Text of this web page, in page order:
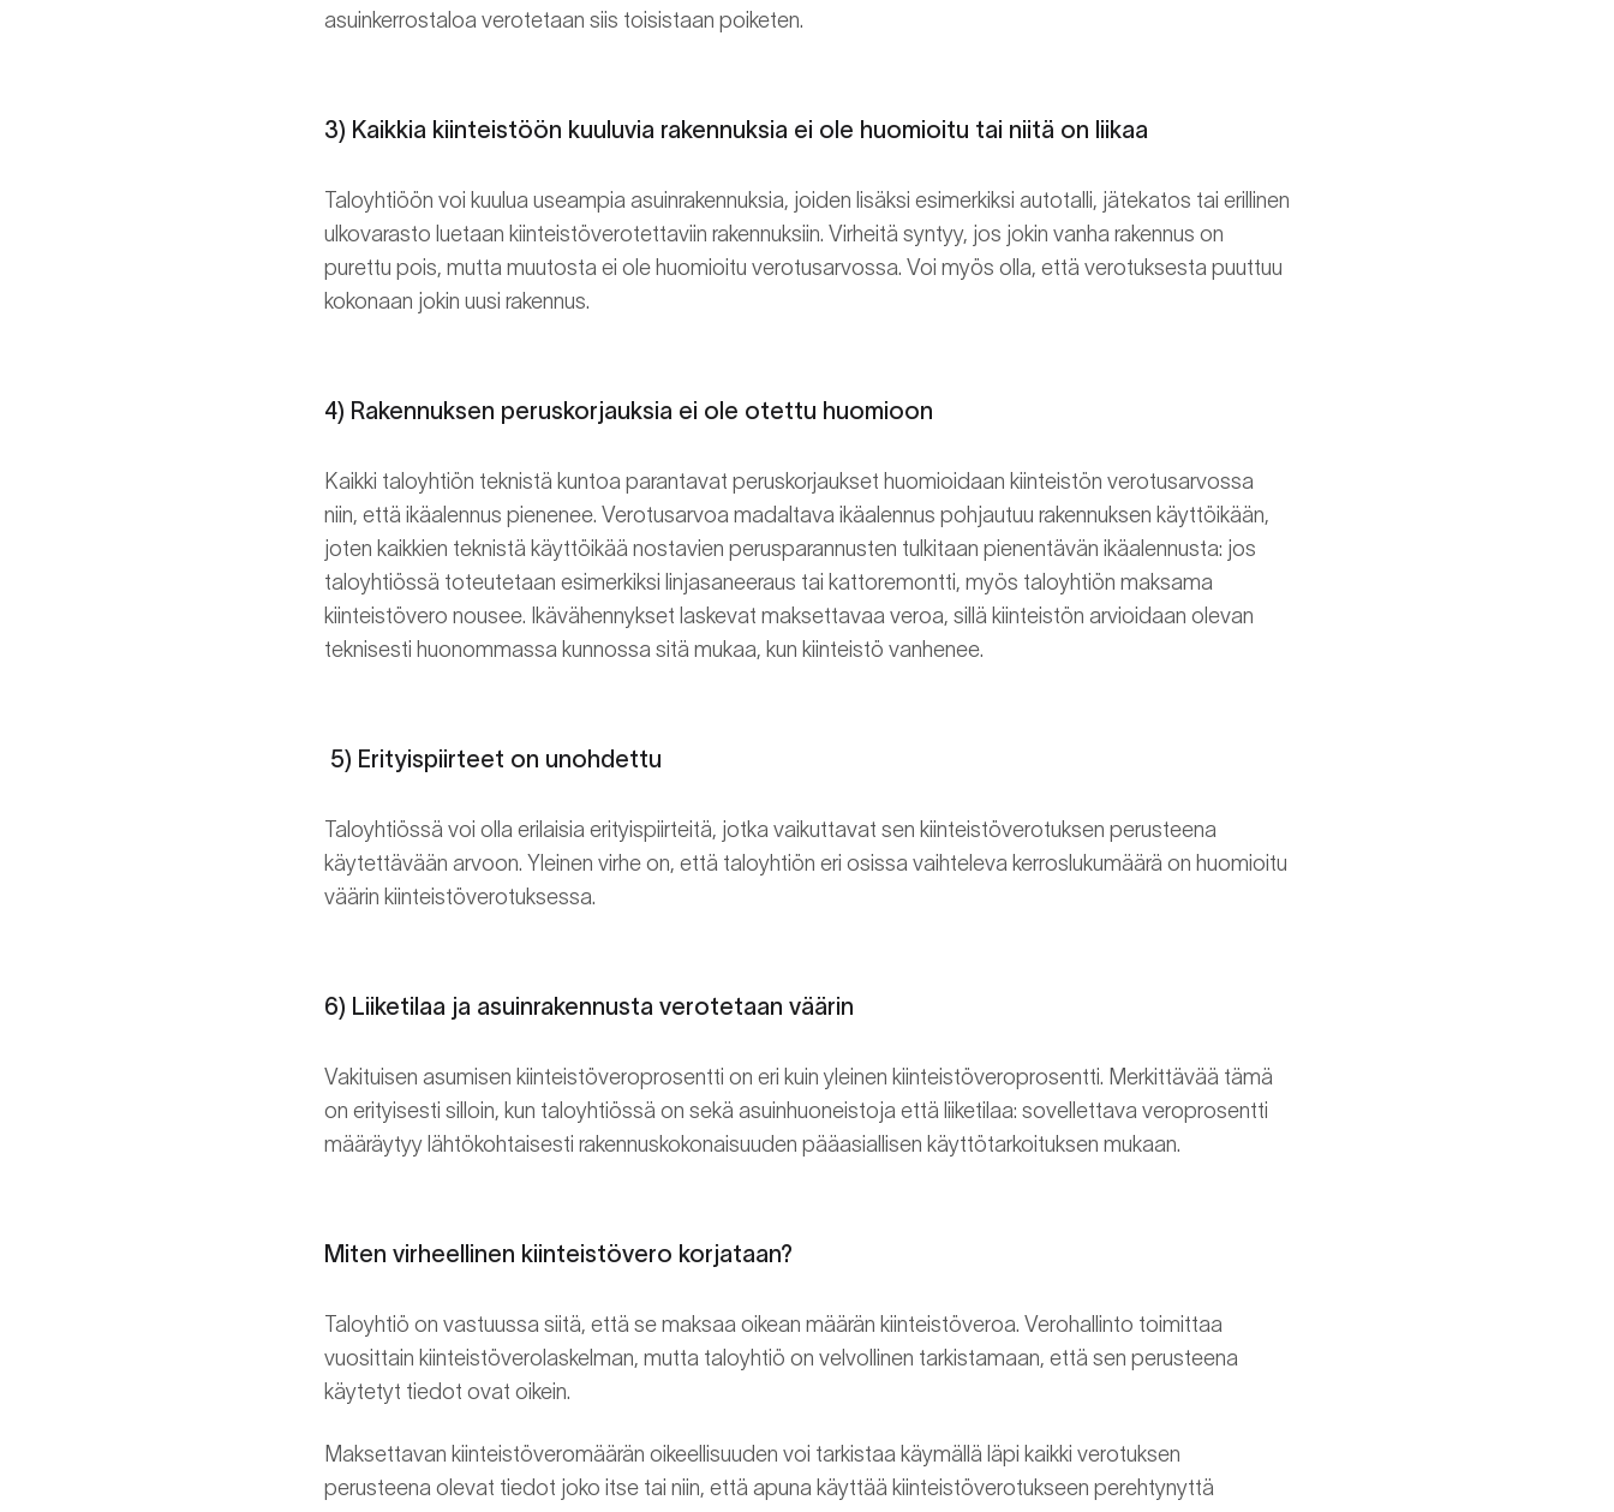
asuinkerrostaloa verotetaan siis toisistaan poiketen.
3) Kaikkia kiinteistöön kuuluvia rakennuksia ei ole huomioitu tai niitä on liikaa
Taloyhtiöön voi kuulua useampia asuinrakennuksia, joiden lisäksi esimerkiksi autotalli, jätekatos tai erillinen
ulkovarasto luetaan kiinteistöverotettaviin rakennuksiin. Virheitä syntyy, jos jokin vanha rakennus on
purettu pois, mutta muutosta ei ole huomioitu verotusarvossa. Voi myös olla, että verotuksesta puuttuu
kokonaan jokin uusi rakennus.
4) Rakennuksen peruskorjauksia ei ole otettu huomioon
Kaikki taloyhtiön teknistä kuntoa parantavat peruskorjaukset huomioidaan kiinteistön verotusarvossa
niin, että ikäalennus pienenee. Verotusarvoa madaltava ikäalennus pohjautuu rakennuksen käyttöikään,
joten kaikkien teknistä käyttöikää nostavien perusparannusten tulkitaan pienentävän ikäalennusta: jos
taloyhtiössä toteutetaan esimerkiksi linjasaneeraus tai kattoremontti, myös taloyhtiön maksama
kiinteistövero nousee. Ikävähennykset laskevat maksettavaa veroa, sillä kiinteistön arvioidaan olevan
teknisesti huonommassa kunnossa sitä mukaa, kun kiinteistö vanhenee.
5) Erityispiirteet on unohdettu
Taloyhtiössä voi olla erilaisia erityispiirteitä, jotka vaikuttavat sen kiinteistöverotuksen perusteena
käytettävään arvoon. Yleinen virhe on, että taloyhtiön eri osissa vaihteleva kerroslukumäärä on huomioitu
väärin kiinteistöverotuksessa.
6) Liiketilaa ja asuinrakennusta verotetaan väärin
Vakituisen asumisen kiinteistöveroprosentti on eri kuin yleinen kiinteistöveroprosentti. Merkittävää tämä
on erityisesti silloin, kun taloyhtiössä on sekä asuinhuoneistoja että liiketilaa: sovellettava veroprosentti
määräytyy lähtökohtaisesti rakennuskokonaisuuden pääasiallisen käyttötarkoituksen mukaan.
Miten virheellinen kiinteistövero korjataan?
Taloyhtiö on vastuussa siitä, että se maksaa oikean määrän kiinteistöveroa. Verohallinto toimittaa
vuosittain kiinteistöverolaskelman, mutta taloyhtiö on velvollinen tarkistamaan, että sen perusteena
käytetyt tiedot ovat oikein.
Maksettavan kiinteistöveromäärän oikeellisuuden voi tarkistaa käymällä läpi kaikki verotuksen
perusteena olevat tiedot joko itse tai niin, että apuna käyttää kiinteistöverotukseen perehtynyttä